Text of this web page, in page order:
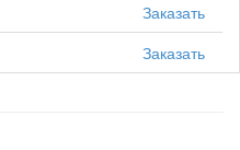
Заказать
Заказать